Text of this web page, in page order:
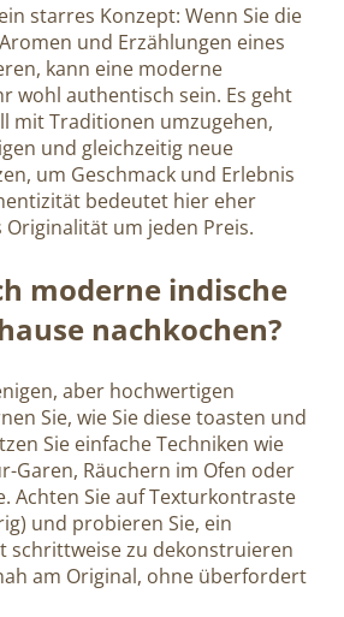
starres Konzept: Wenn Sie die
und Erzählungen eines
kann eine moderne
wohl authentisch sein. Es geht
mit Traditionen umzugehen,
und gleichzeitig neue
um Geschmack und Erlebnis
bedeutet hier eher
um jeden Preis.
moderne indische
nachkochen?
aber hochwertigen
Sie, wie Sie diese toasten und
Sie einfache Techniken wie
Garen, Räuchern im Ofen oder
Achten Sie auf Texturkontraste
und probieren Sie, ein
schrittweise zu dekonstruieren
am Original, ohne überfordert